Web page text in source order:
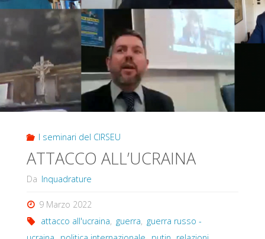
I seminari del CIRSEU
ATTACCO ALL’UCRAINA
Da Inquadrature
9 Marzo 2022
attacco all'ucraina, guerra, guerra russo -